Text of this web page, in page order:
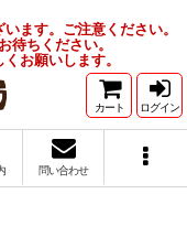
ます。ご注意ください。
待ちください。
お願いします。
カート ログイン
問い合わせ